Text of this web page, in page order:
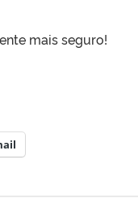
mais seguro!